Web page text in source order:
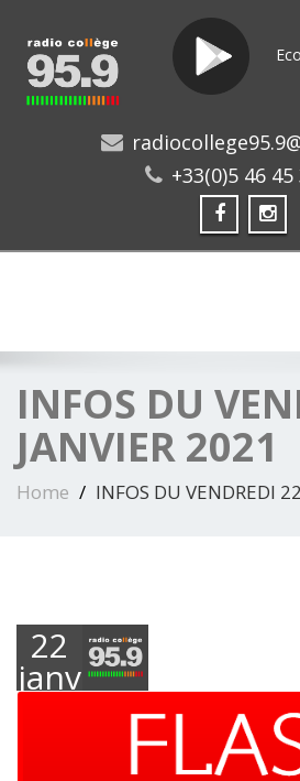
+33(0)5 46 45
INFOS DU
JANVIER 2021
Home INFOS DU VENDREDI
22
janvier